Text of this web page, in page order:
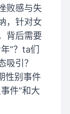
败感与失
，针对女
背后需要
”？ta们
吸引？
性别事件
件”和大